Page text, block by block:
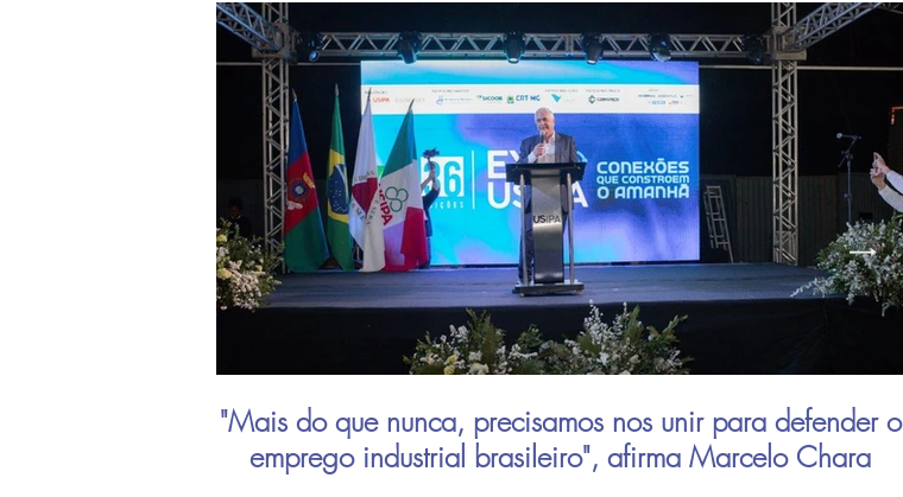
"Mais do que nunca, precisamos nos unir para defender o
emprego industrial brasileiro", afirma Marcelo Chara